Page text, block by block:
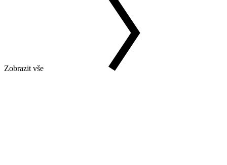
Zobrazit vše